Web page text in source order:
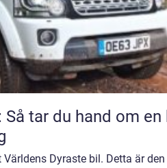
tar du hand om en
Dyraste bil. Detta är den